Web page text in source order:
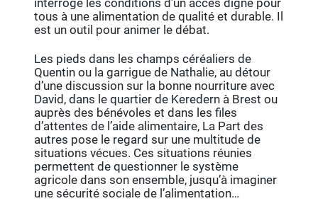
tous à une alimentation de qualité et durable. Il
est un outil pour animer le débat.
Les pieds dans les champs céréaliers de
Quentin ou la garrigue de Nathalie, au détour
d’une discussion sur la bonne nourriture avec
David, dans le quartier de Keredern à Brest ou
auprès des bénévoles et dans les files
d’attentes de l’aide alimentaire, La Part des
autres pose le regard sur une multitude de
situations vécues. Ces situations réunies
permettent de questionner le système
agricole dans son ensemble, jusqu’à imaginer
une sécurité sociale de l’alimentation…